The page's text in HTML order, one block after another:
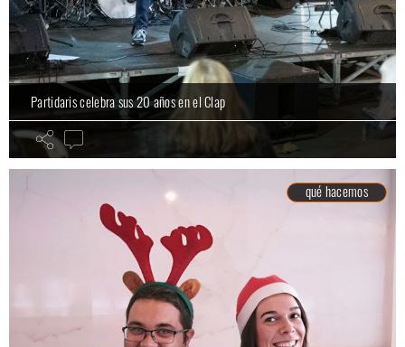
Partidaris celebra sus 20 años en el Clap
qué hacemos